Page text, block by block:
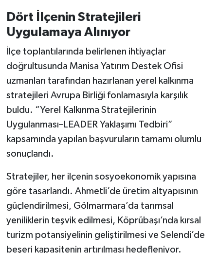
Dört İlçenin Stratejileri
Uygulamaya Alınıyor
İlçe toplantılarında belirlenen ihtiyaçlar
doğrultusunda Manisa Yatırım Destek Ofisi
uzmanları tarafından hazırlanan yerel kalkınma
stratejileri Avrupa Birliği fonlamasıyla karşılık
buldu. “Yerel Kalkınma Stratejilerinin
Uygulanması–LEADER Yaklaşımı Tedbiri”
kapsamında yapılan başvuruların tamamı olumlu
sonuçlandı.
Stratejiler, her ilçenin sosyoekonomik yapısına
göre tasarlandı. Ahmetli’de üretim altyapısının
güçlendirilmesi, Gölmarmara’da tarımsal
yeniliklerin teşvik edilmesi, Köprübaşı’nda kırsal
turizm potansiyelinin geliştirilmesi ve Selendi’de
beşeri kapasitenin artırılması hedefleniyor.